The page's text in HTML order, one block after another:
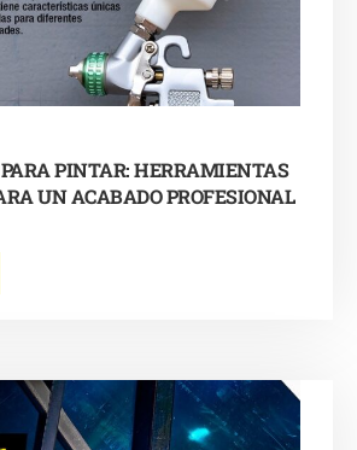
PINTAR: HERRAMIENTAS
UN ACABADO PROFESIONAL